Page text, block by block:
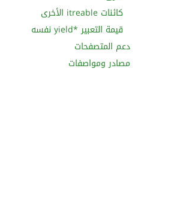
كائنات itreable الأخرى
قيمة التعبير yield*‎ نفسه
دعم المتصفحات
مصادر ومواصفات